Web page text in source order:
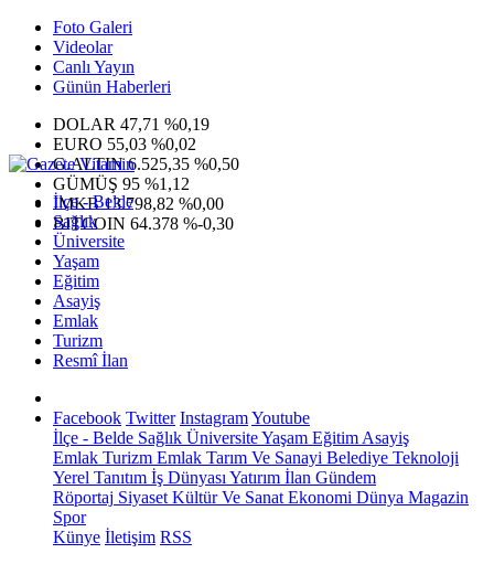
Foto Galeri
Videolar
Canlı Yayın
Günün Haberleri
DOLAR 47,71 %0,19
EURO 55,03 %0,02
G.ALTIN6.525,35 %0,50
GÜMÜŞ 95 %1,12
IMKB13.798,82 %0,00
BITCOIN 64.378 %-0,30
İlçe - Belde
Sağlık
Üniversite
Yaşam
Eğitim
Asayiş
Emlak
Turizm
Resmî İlan
Facebook Twitter InstagramYoutube
İlçe - Belde Sağlık ÜniversiteYaşam Eğitim Asayiş
Emlak Turizm Emlak Tarım Ve Sanayi Belediye Teknoloji
Yerel Tanıtım İş Dünyası Yatırım İlan Gündem
Röportaj Siyaset Kültür Ve Sanat Ekonomi Dünya Magazin
Spor
Künye İletişim RSS